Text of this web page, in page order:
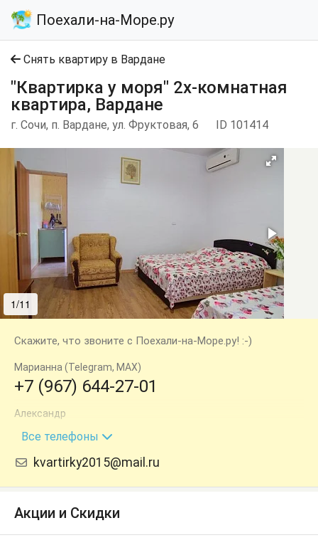
Поехали-на-Море.ру
Снять квартиру в Вардане
"Квартирка у моря" 2х-комнатная
квартира, Вардане
г. Сочи, п. Вардане, ул. Фруктовая, 6 ID 101414
1/11
Скажите, что звоните с Поехали-на-Море.ру! :-)
Марианна (Telegram, MAX)
+7 (967) 644-27-01
Александр
+7 (967) 644-55-38
Все телефоны
kvartirky2015@mail.ru
Акции и Скидки